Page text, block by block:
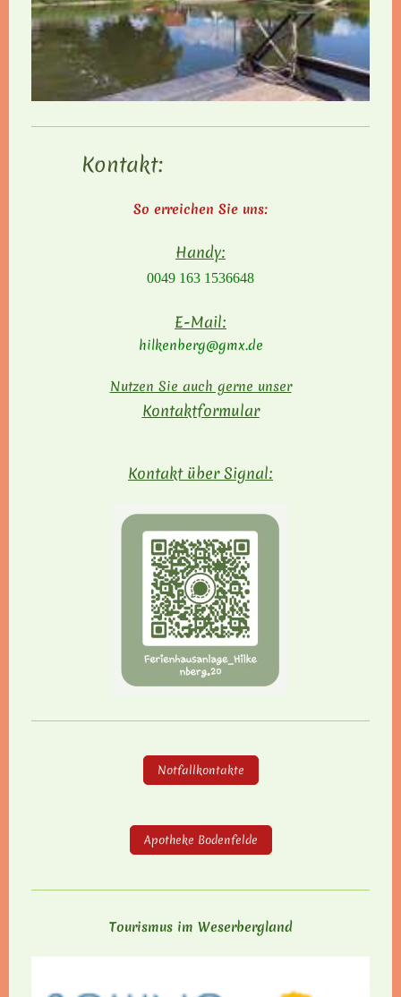
Kontakt:
So erreichen Sie uns:
Handy:
0049 163 1536648
E-Mail:
hilkenberg@gmx.de
Nutzen Sie auch gerne unser
Kontaktformular
Kontakt über Signal:
Notfallkontakte
Apotheke Bodenfelde
Tourismus im Weserbergland